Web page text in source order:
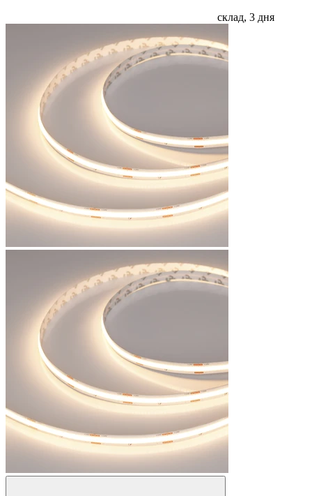
склад, 3 дня